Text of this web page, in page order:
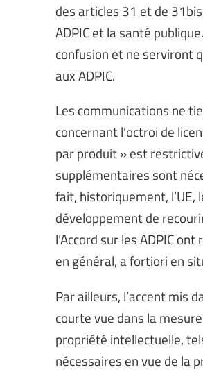
des articles 31 et de 31bis
ADPIC et la santé
confusion et ne serviront
aux ADPIC.
Les communications ne
concernant l’octroi de
par produit » est
supplémentaires sont
fait, historiquement, l’UE,
développement de
l’Accord sur les ADPIC
en général, a fortiori en
Par ailleurs, l’accent mis
courte vue dans la
propriété intellectuelle,
nécessaires en vue de la